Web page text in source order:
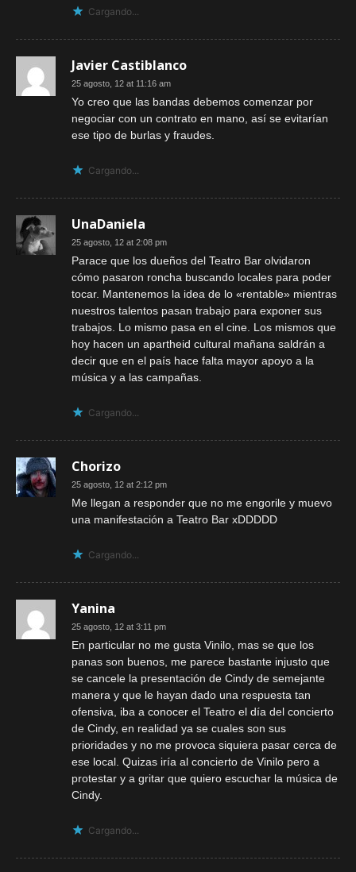
Cargando...
Javier Castiblanco
25 agosto, 12 at 11:16 am
Yo creo que las bandas debemos comenzar por
negociar con un contrato en mano, así se evitarían
ese tipo de burlas y fraudes.
Cargando...
UnaDaniela
25 agosto, 12 at 2:08 pm
Parace que los dueños del Teatro Bar olvidaron
cómo pasaron roncha buscando locales para poder
tocar. Mantenemos la idea de lo «rentable» mientras
nuestros talentos pasan trabajo para exponer sus
trabajos. Lo mismo pasa en el cine. Los mismos que
hoy hacen un apartheid cultural mañana saldrán a
decir que en el país hace falta mayor apoyo a la
música y a las campañas.
Cargando...
Chorizo
25 agosto, 12 at 2:12 pm
Me llegan a responder que no me engorile y muevo
una manifestación a Teatro Bar xDDDDD
Cargando...
Yanina
25 agosto, 12 at 3:11 pm
En particular no me gusta Vinilo, mas se que los
panas son buenos, me parece bastante injusto que
se cancele la presentación de Cindy de semejante
manera y que le hayan dado una respuesta tan
ofensiva, iba a conocer el Teatro el día del concierto
de Cindy, en realidad ya se cuales son sus
prioridades y no me provoca siquiera pasar cerca de
ese local. Quizas iría al concierto de Vinilo pero a
protestar y a gritar que quiero escuchar la música de
Cindy.
Cargando...